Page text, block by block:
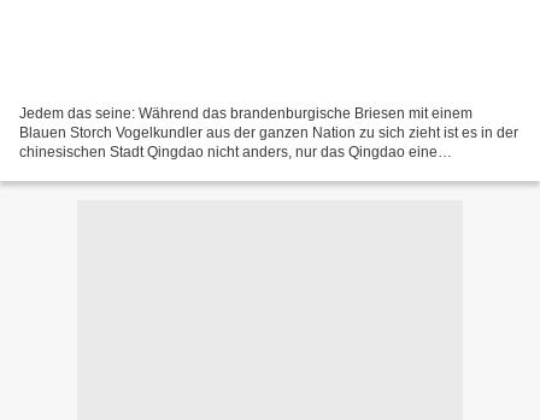
Jedem das seine: Während das brandenburgische Briesen mit einem
Blauen Storch Vogelkundler aus der ganzen Nation zu sich zieht ist es in der
chinesischen Stadt Qingdao nicht anders, nur das Qingdao eine